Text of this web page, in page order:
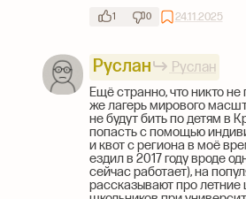
1 0 24.11.2025
Руслан
Руслан
Ещё странно, что никто не
же лагерь мирового
не будут бить по детям в
попасть с помощью
и квот с региона в моё
ездил в 2017 году вроде
сейчас работает), на
рассказывают про летние